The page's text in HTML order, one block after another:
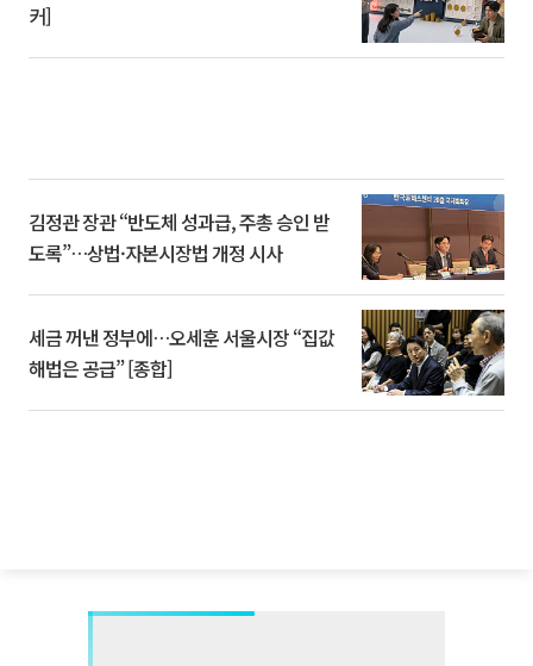
커]
김정관 장관 “반도체 성과급, 주총 승인 받
도록”…상법·자본시장법 개정 시사
세금 꺼낸 정부에…오세훈 서울시장 “집값
해법은 공급” [종합]